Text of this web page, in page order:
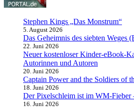
Stephen Kings „Das Monstrum“
5. August 2026
Das Geheimnis des siebten Weges
22. Juni 2026
Neuer kostenloser
Autorinnen und Autoren
20. Juni 2026
Captain Power and the Soldiers of
18. Juni 2026
Der Pixelschleim ist im WM‑Fieber
16. Juni 2026